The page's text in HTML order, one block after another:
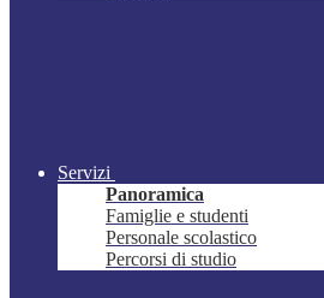
Servizi
Panoramica
Famiglie e studenti
Personale scolastico
Percorsi di studio